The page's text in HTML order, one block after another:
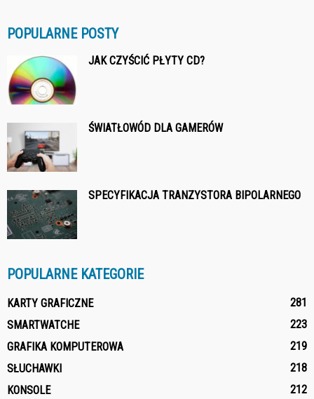
POPULARNE POSTY
JAK CZYŚCIĆ PŁYTY CD?
ŚWIATŁOWÓD DLA GAMERÓW
SPECYFIKACJA TRANZYSTORA BIPOLARNEGO
POPULARNE KATEGORIE
KARTY GRAFICZNE
281
SMARTWATCHE
223
GRAFIKA KOMPUTEROWA
219
SŁUCHAWKI
218
KONSOLE
212